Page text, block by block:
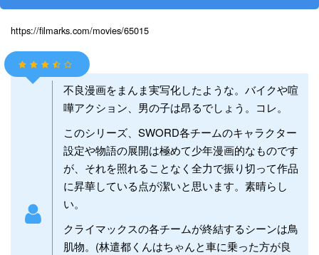
https://filmarks.com/movies/65015
不良漫画をまんま実写化したような。バイクや喧
嘩アクション、男の子は昂るでしょう。コレ。
このシリーズ、SWORD各チームのキャラクター
設定や物語の展開は極めて少年漫画的なものです
が、それを照れることなく全力で振り切って作品
に昇華している点が潔いと思います。素晴らし
い。
クライマックスの各チームが終結するシーンは鳥
肌物。(林遣都くんはちゃんと車に乗った方が良